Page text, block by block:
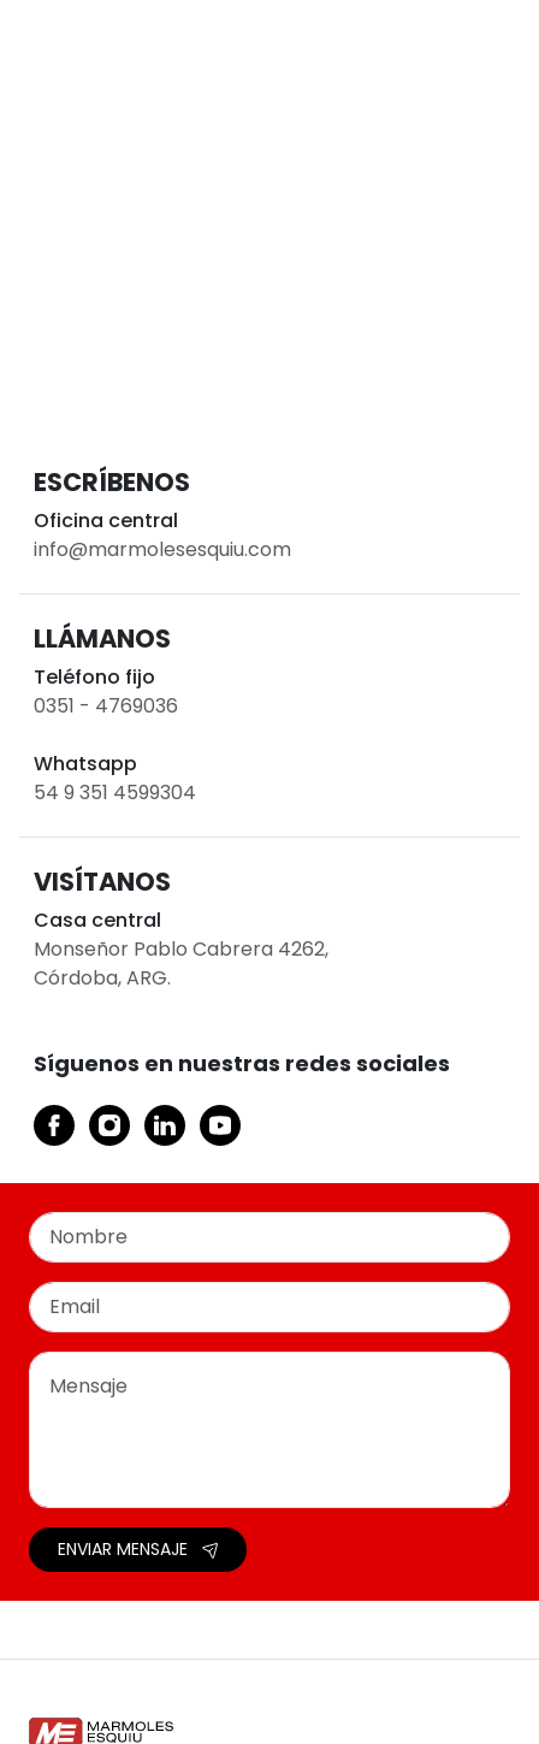
ESCRÍBENOS
Oficina central
info@marmolesesquiu.com
LLÁMANOS
Teléfono fijo
0351 - 4769036
Whatsapp
54 9 351 4599304
VISÍTANOS
Casa central
Monseñor Pablo Cabrera 4262,
Córdoba, ARG.
Síguenos en nuestras redes sociales
ENVIAR MENSAJE